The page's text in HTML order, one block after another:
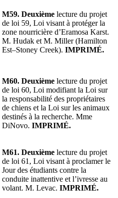
M59. Deuxième lecture du projet
de loi 59, Loi visant à protéger la
zone nourricière d’Eramosa Karst.
M. Hudak et M. Miller (Hamilton
Est–Stoney Creek). IMPRIMÉ.
M60. Deuxième lecture du projet
de loi 60, Loi modifiant la Loi sur
la responsabilité des propriétaires
de chiens et la Loi sur les animaux
destinés à la recherche. Mme
DiNovo. IMPRIMÉ.
M61. Deuxième lecture du projet
de loi 61, Loi visant à proclamer le
Jour des étudiants contre la
conduite inattentive et l’ivresse au
volant. M. Levac. IMPRIMÉ.